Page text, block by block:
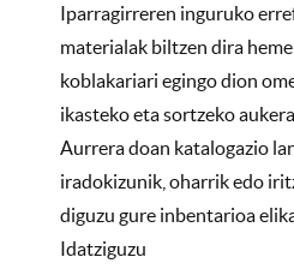
Iparragirreren inguruko
materialak biltzen dira
koblakariari egingo dion
ikasteko eta sortzeko
Aurrera doan katalogazio
iradokizunik, oharrik edo
diguzu gure inbentarioa
Idatziguzu